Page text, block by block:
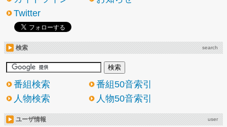
Twitter
検索 search
番組検索
番組50音索引
人物検索
人物50音索引
ユーザ情報 user